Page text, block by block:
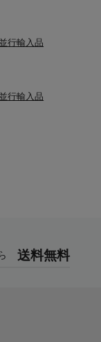
行輸入品
行輸入品
送料無料